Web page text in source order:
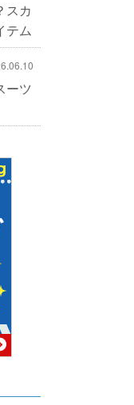
スカ
テム
ーツ